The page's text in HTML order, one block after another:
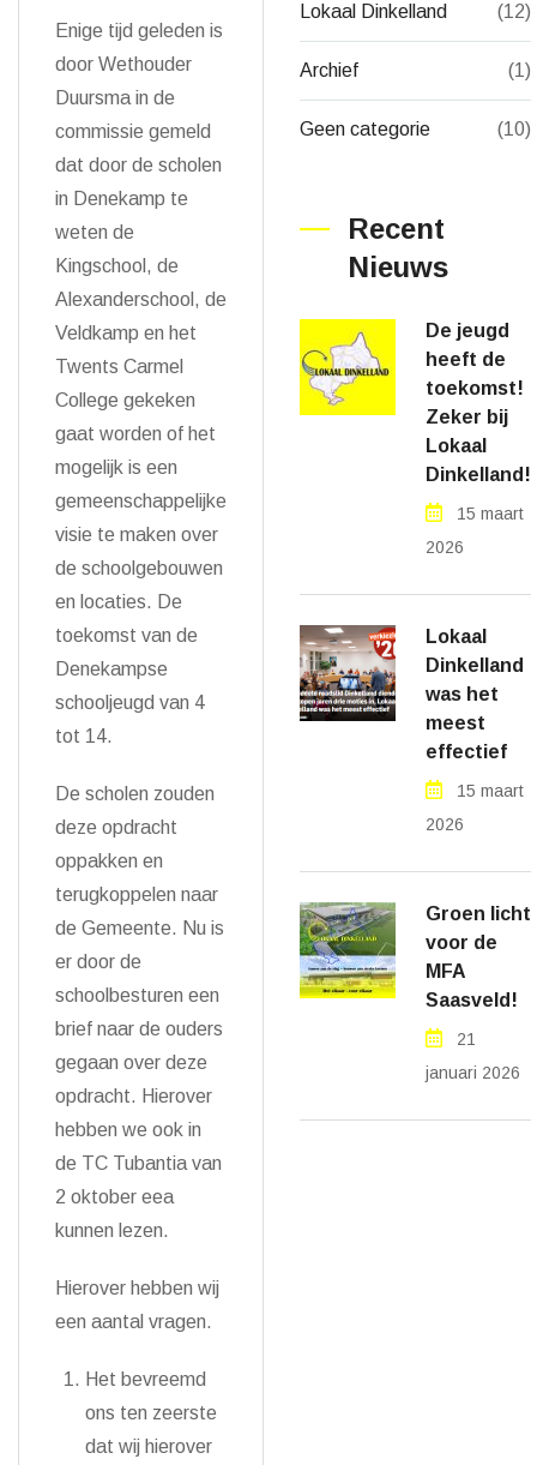
Enige tijd geleden is
door Wethouder
Duursma in de
commissie gemeld
dat door de scholen
in Denekamp te
weten de
Kingschool, de
Alexanderschool, de
Veldkamp en het
Twents Carmel
College gekeken
gaat worden of het
mogelijk is een
gemeenschappelijke
visie te maken over
de schoolgebouwen
en locaties. De
toekomst van de
Denekampse
schooljeugd van 4
tot 14.
De scholen zouden
deze opdracht
oppakken en
terugkoppelen naar
de Gemeente. Nu is
er door de
schoolbesturen een
brief naar de ouders
gegaan over deze
opdracht. Hierover
hebben we ook in
de TC Tubantia van
2 oktober eea
kunnen lezen.
Hierover hebben wij
een aantal vragen.
Het bevreemd
ons ten zeerste
dat wij hierover
Lokaal Dinkelland (12)
Archief (1)
Geen categorie (10)
Recent
Nieuws
De jeugd
heeft de
toekomst!
Zeker bij
Lokaal
Dinkelland!
15 maart
2026
Lokaal
Dinkelland
was het
meest
effectief
15 maart
2026
Groen licht
voor de
MFA
Saasveld!
21
januari 2026